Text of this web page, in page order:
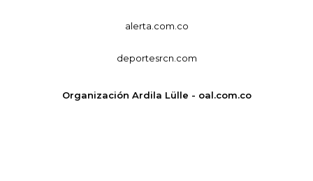
alerta.com.co
deportesrcn.com
Organización Ardila Lülle - oal.com.co